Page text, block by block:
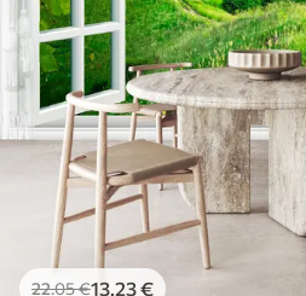
22.05€13 .23€